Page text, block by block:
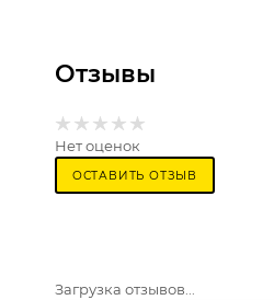
Отзывы
Нет оценок
ОСТАВИТЬ ОТЗЫВ
Загрузка отзывов...